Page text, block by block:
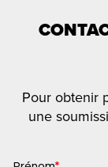
Pour obtenir
une